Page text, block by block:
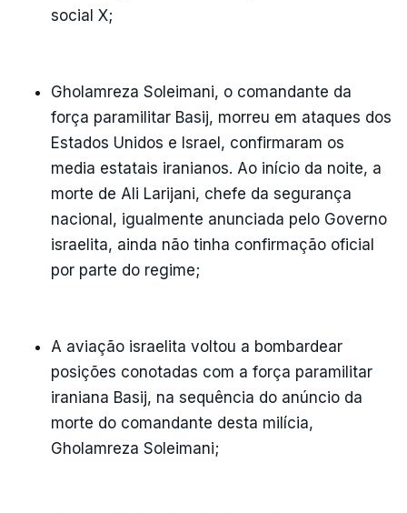
social X;
Gholamreza Soleimani, o comandante da
força paramilitar Basij, morreu em ataques dos
Estados Unidos e Israel, confirmaram os
media estatais iranianos. Ao início da noite, a
morte de Ali Larijani, chefe da segurança
nacional, igualmente anunciada pelo Governo
israelita, ainda não tinha confirmação oficial
por parte do regime;
A aviação israelita voltou a bombardear
posições conotadas com a força paramilitar
iraniana Basij, na sequência do anúncio da
morte do comandante desta milícia,
Gholamreza Soleimani;